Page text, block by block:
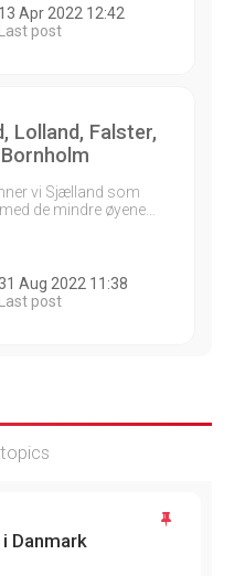
13 Apr 2022 12:42
Last post
Lolland, Falster,
vi Sjælland som
de mindre øyene…
31 Aug 2022 11:38
Last post
Danmark